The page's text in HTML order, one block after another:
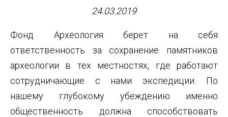
24.03.2019
Фонд Археология берет на себя
ответственность за сохранение памятников
археологии в тех местностях, где работают
сотрудничающие с нами экспедиции. По
нашему глубокому убеждению именно
общественность должна способствовать